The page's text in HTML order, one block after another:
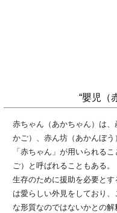
“嬰児（
赤ちゃん（あかちゃん）は
かご）、赤ん坊（あかんぼ
「赤ちゃん」が用いられる
ご）と呼ばれることもある。
生存のために援助を必要と
は愛らしい外見をしており
な形質なのではないかとの解